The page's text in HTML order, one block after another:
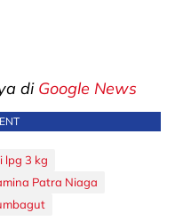
di Google News
lpg 3 kg
Patra Niaga